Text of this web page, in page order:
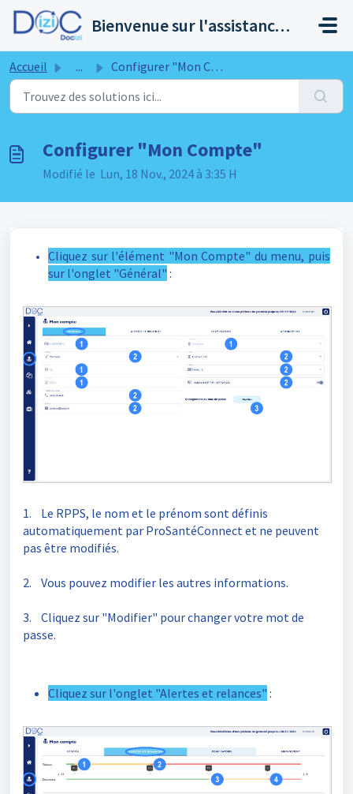
Passer au contenu principal
Bienvenue sur l'assistance de Docizi
Accueil ... Configurer "Mon Compte"
Configurer "Mon Compte"
Modifié le Lun, 18 Nov., 2024 à 3:35 H
Cliquez sur l'élément "Mon Compte" du menu, puis
sur l'onglet "Général" :
1. Le RPPS, le nom et le prénom sont définis
automatiquement par ProSantéConnect et ne peuvent
pas être modifiés.
2. Vous pouvez modifier les autres informations.
3. Cliquez sur "Modifier" pour changer votre mot de
passe.
Cliquez sur l'onglet "Alertes et relances" :